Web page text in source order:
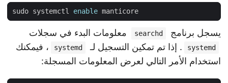
sudo systemctl enable
يسجل برنامج searchd معلومات البدء في سجلات
systemd . إذا تم تمكين التسجيل لـ systemd
، فيمكنك
استخدام الأمر التالي لعرض المعلومات المسجلة: